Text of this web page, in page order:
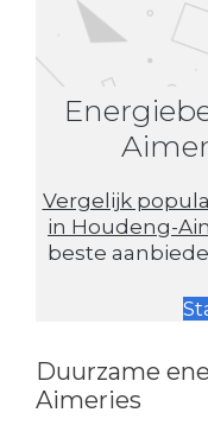
Vergelijk
in Houdeng-
beste
Duurzame
Aimeries